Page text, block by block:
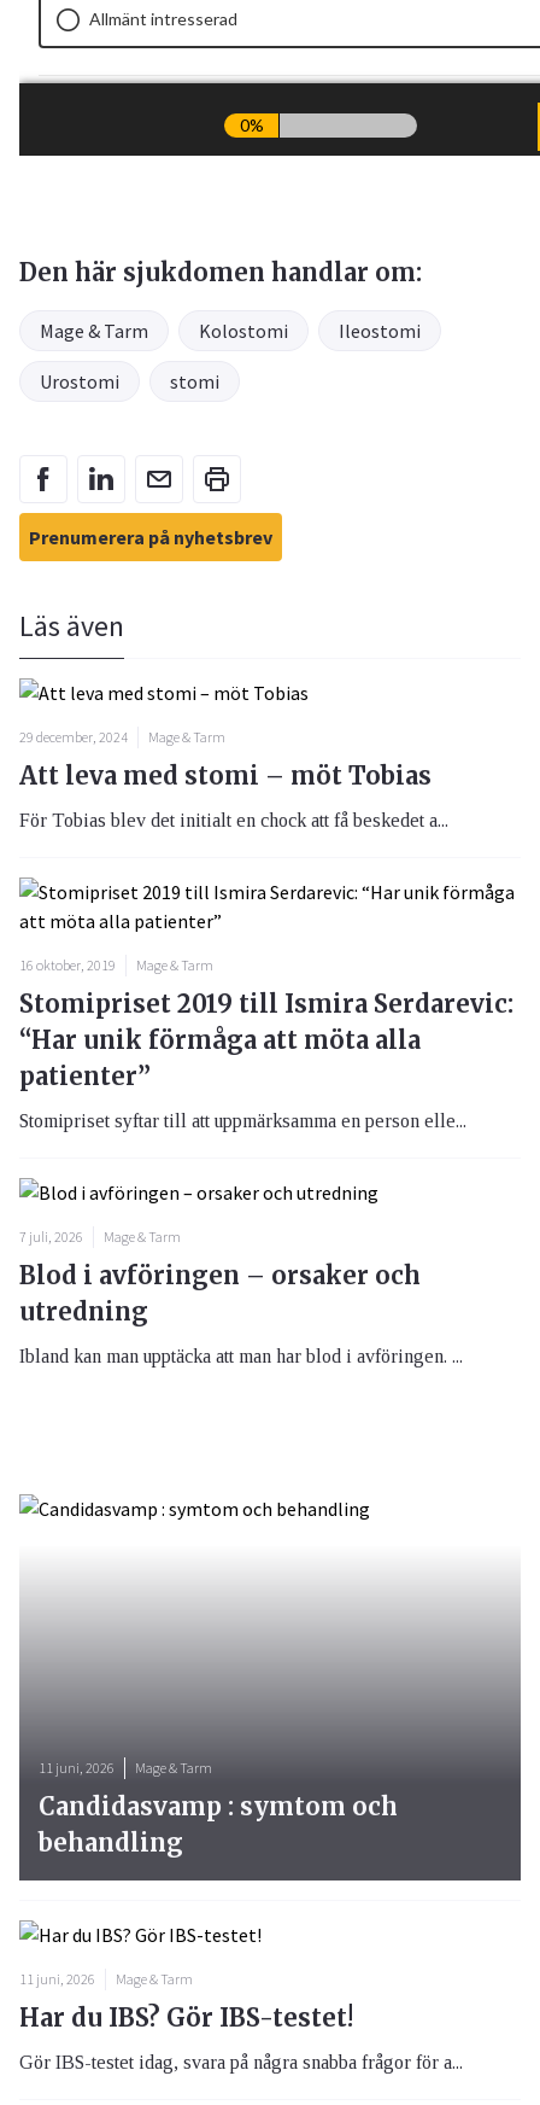
Den här sjukdomen handlar om:
Mage & Tarm Kolostomi Ileostomi
Urostomi stomi
Prenumerera på nyhetsbrev
Läs även
29 december, 2024 Mage & Tarm
Att leva med stomi – möt Tobias
För Tobias blev det initialt en chock att få beskedet a...
16 oktober, 2019 Mage & Tarm
Stomipriset 2019 till Ismira Serdarevic:
“Har unik förmåga att möta alla
patienter”
Stomipriset syftar till att uppmärksamma en person elle...
7 juli, 2026 Mage & Tarm
Blod i avföringen – orsaker och
utredning
Ibland kan man upptäcka att man har blod i avföringen. ...
11 juni, 2026 Mage & Tarm
Har du IBS? Gör IBS-testet!
Gör IBS-testet idag, svara på några snabba frågor för a...
11 juni, 2026 Mage & Tarm
Candidasvamp : symtom och
behandling